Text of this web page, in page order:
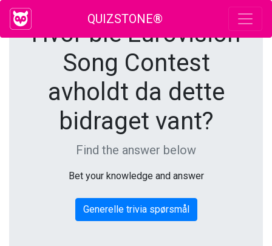
QUIZSTONE®
Hvor ble Eurovision
Song Contest
avholdt da dette
bidraget vant?
Find the answer below
Bet your knowledge and answer
Generelle trivia spørsmål